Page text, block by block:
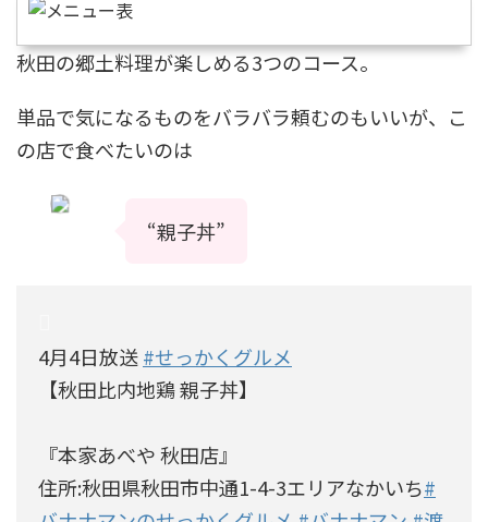
秋田の郷土料理が楽しめる3つのコース。
単品で気になるものをバラバラ頼むのもいいが、こ
の店で食べたいのは
“親子丼”
4月4日放送#せっかくグルメ
【秋田比内地鶏 親子丼】
『本家あべや 秋田店』
住所:秋田県秋田市中通1-4-3エリアなかいち#